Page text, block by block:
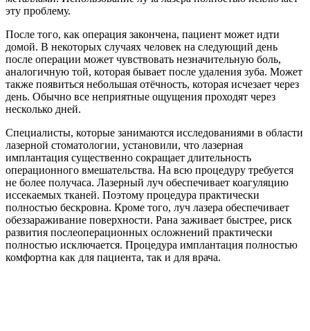
эту проблему.
После того, как операция закончена, пациент может идти
домой. В некоторых случаях человек на следующий день
после операции может чувствовать незначительную боль,
аналогичную той, которая бывает после удаления зуба. Может
также появиться небольшая отёчность, которая исчезает через
день. Обычно все неприятные ощущения проходят через
несколько дней.
Специалисты, которые занимаются исследованиями в области
лазерной стоматологии, установили, что лазерная
имплантация существенно сокращает длительность
операционного вмешательства. На всю процедуру требуется
не более получаса. Лазерный луч обеспечивает коагуляцию
иссекаемых тканей. Поэтому процедура практически
полностью бескровна. Кроме того, луч лазера обеспечивает
обеззараживание поверхности. Рана заживает быстрее, риск
развития послеоперационных осложнений практически
полностью исключается. Процедура имплантация полностью
комфортна как для пациента, так и для врача.